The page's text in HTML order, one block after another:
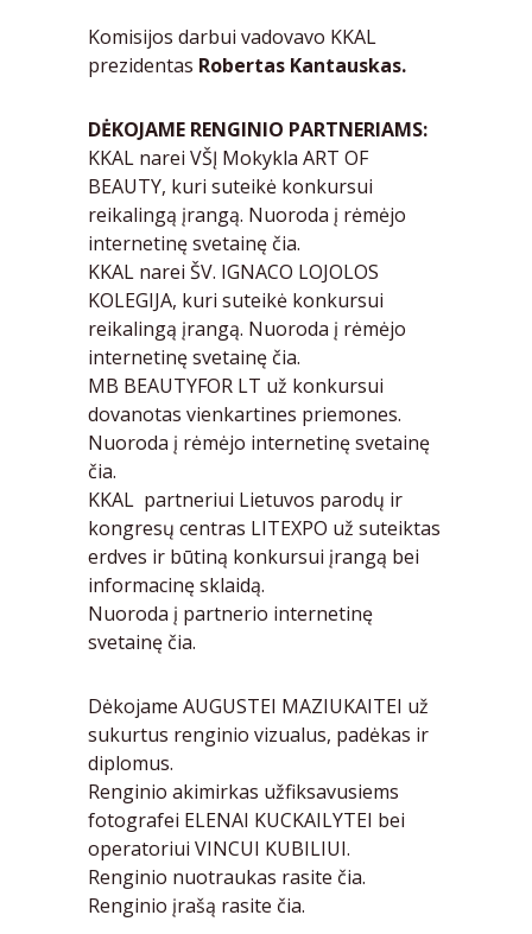
Komisijos darbui vadovavo KKAL
prezidentas Robertas Kantauskas.
DĖKOJAME RENGINIO PARTNERIAMS:
KKAL narei VŠĮ Mokykla ART OF
BEAUTY, kuri suteikė konkursui
reikalingą įrangą. Nuoroda į rėmėjo
internetinę svetainę čia.
KKAL narei ŠV. IGNACO LOJOLOS
KOLEGIJA, kuri suteikė konkursui
reikalingą įrangą. Nuoroda į rėmėjo
internetinę svetainę čia.
MB BEAUTYFOR LT už konkursui
dovanotas vienkartines priemones.
Nuoroda į rėmėjo internetinę svetainę
čia.
KKAL partneriui Lietuvos parodų ir
kongresų centras LITEXPO už suteiktas
erdves ir būtiną konkursui įrangą bei
informacinę sklaidą.
Nuoroda į partnerio internetinę
svetainę čia.
Dėkojame AUGUSTEI MAZIUKAITEI už
sukurtus renginio vizualus, padėkas ir
diplomus.
Renginio akimirkas užfiksavusiems
fotografei ELENAI KUCKAILYTEI bei
operatoriui VINCUI KUBILIUI.
Renginio nuotraukas rasite čia.
Renginio įrašą rasite čia.